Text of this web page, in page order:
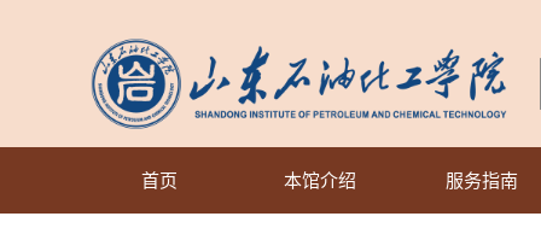
首页 本馆介绍 服务指南